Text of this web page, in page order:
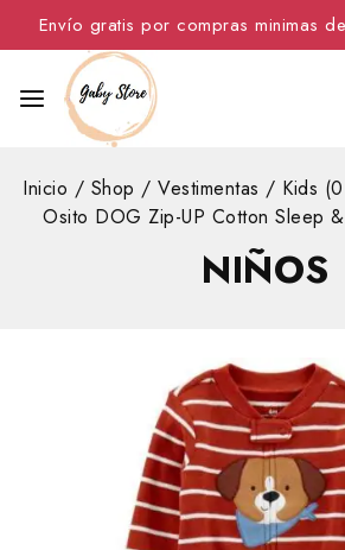
Envío gratis por compras minimas
Inicio / Shop / Vestimentas / Kids
Osito DOG Zip-UP Cotton Sleep
NIÑOS